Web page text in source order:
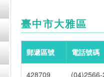
臺中市大雅區
郵遞區號 電話號碼
428709